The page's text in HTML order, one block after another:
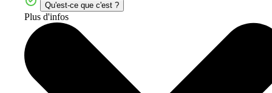
Qu'est-ce que c'est ?
Plus d'infos